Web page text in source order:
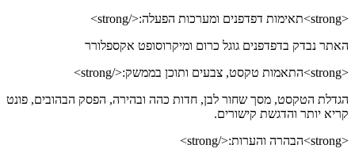
<strong>תאימות דפדפנים ומערכות הפעלה:</strong>
האתר נבדק בדפדפנים גוגל כרום ומיקרוסופט אקספלורר
<strong>התאמות טקסט, צבעים ותוכן בממשק:</strong>
הגדלת הטקסט, מסך שחור לבן, חדות כהה ובהירה, הפסק הבהובים, פונט
קריא יותר והדגשת קישורים.
<strong>הבהרה והערות:</strong>